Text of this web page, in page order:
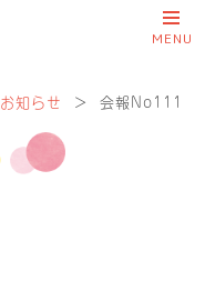
お知らせ ＞ 会報No111